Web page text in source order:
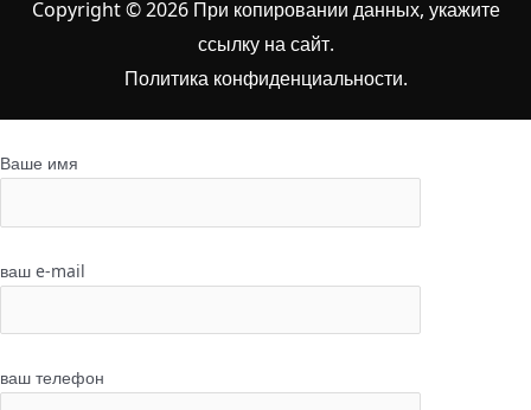
Copyright © 2026 При копировании данных, укажите
ссылку на сайт.
Политика конфиденциальности.
Ваше имя
ваш e-mail
ваш телефон